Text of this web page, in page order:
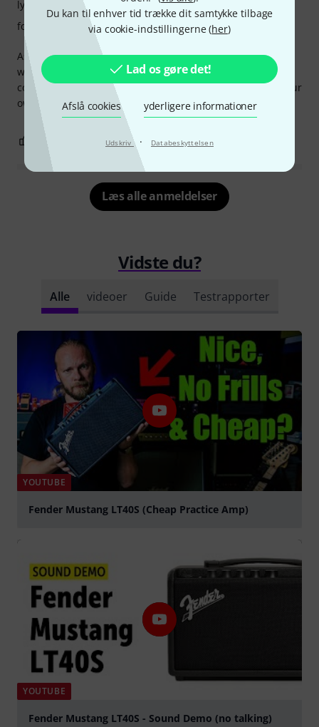
Du kan til enhver tid trække dit samtykke tilbage
via cookie-indstillingerne (her)
Lad os gøre det!
Afslå cookies yderligere informationer
Udskriv · Databeskyttelsen
As a beginner on playing guitar, this amp was very
welcoming, practical and kind of an open minder. It
contains 30 stock effects and you can create more 30 of your
own taste. Helping a lot in progressing in different genres.
lyd
forarbejdning
ANMELD BEDØMMELSE
Læs alle anmeldelser
Vidste du?
Alle videoer Guide Testrapporter
YOUTUBE
Fender Mustang LT40S (Cheap Practice Amp)
YOUTUBE
Fender Mustang LT40S - Sound Demo (no talking)